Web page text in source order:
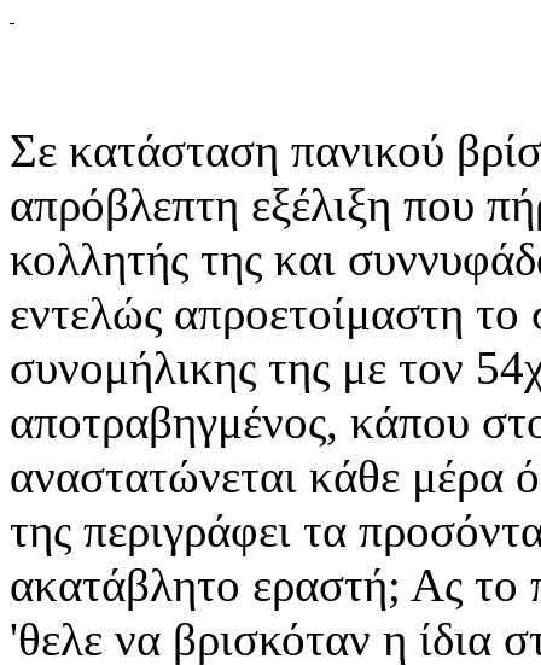
Σε κατάσταση πανικού
απρόβλεπτη εξέλιξη που
κολλητής της και
εντελώς απροετοίμαστη
συνομήλικης της με τον
αποτραβηγμένος, κάπου
αναστατώνεται κάθε μέρα
της περιγράφει τα
ακατάβλητο εραστή; Ας το
'θελε να βρισκόταν η ίδια